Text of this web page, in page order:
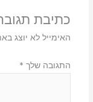
כתיבת
האימייל לא יוצג
התגובה שלך *